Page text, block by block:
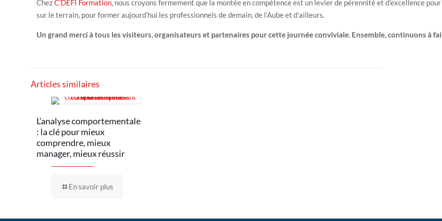
ChezC’DEFI Formation, nous croyons fermement que la montée en compétence est un levier de pérennité et d’excellence
sur le terrain, pour former aujourd’hui les professionnels de demain, de l’Aube et d’ailleurs.
Un grand merci à tous les visiteurs, organisateurs et partenaires pour cette journée conviviale. Ensemble, continuons à
Articles similaires
L’analyse comportementale
: la clé pour mieux
comprendre, mieux
manager, mieux réussir
En savoir plus